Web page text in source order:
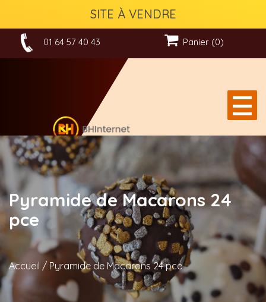
SITE À VENDRE
01 64 57 40 43 Panier (0)
Pyramide de Macarons 24
pce
Accueil / Pyramide de Macarons 24 pce